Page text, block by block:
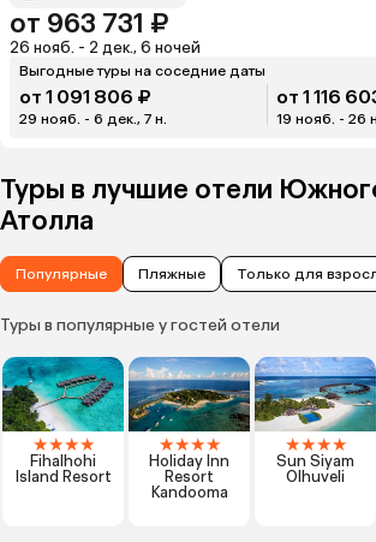
от 963 731 ₽
26 нояб. - 2 дек., 6 ночей
Выгодные туры на соседние даты
от 1 091 806 ₽
29 нояб. - 6 дек., 7 н.
от 1 116
19 нояб. - 26
Туры в лучшие отели
Атолла
Популярные Пляжные Только для
Туры в популярные у гостей отели
★★★★
Fihalhohi
Island Resort
★★★★
Holiday Inn
Resort
Kandooma
★★★★
Sun Siyam
Olhuveli